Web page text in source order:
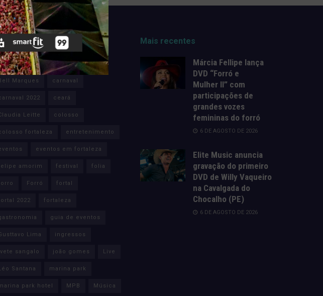
Axé Banda Eva
Marques carnaval
2022 ceará
Leitte colosso
fortaleza entretenimento
eventos em fortaleza
amorim festival folia
Forró fortal
2022 fortaleza
guia de eventos
Lima ingressos
sangalo joão gomes Live
Santana marina park
park hotel MPB Música
Mais recentes
Márcia Fellipe lança
DVD “Forró e
Mulher II” com
participações de
grandes vozes
femininas do forró
6 DE AGOSTO DE 2026
Elite Music anuncia
gravação do primeiro
DVD de Willy Vaqueiro
na Cavalgada do
Chocalho (PE)
6 DE AGOSTO DE 2026